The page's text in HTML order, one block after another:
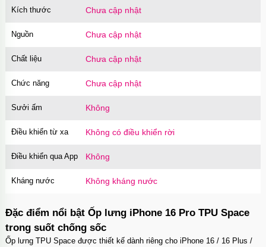
Kích thước Chưa cập nhật
Nguồn Chưa cập nhật
Chất liệu Chưa cập nhật
Chức năng Chưa cập nhật
Sưởi ấm Không
Điều khiển từ xa Không có điều khiển rời
Điều khiển qua App Không
Kháng nước Không kháng nước
Đặc điểm nổi bật Ốp lưng iPhone 16 Pro TPU Space
trong suốt chống sốc
Ốp lưng TPU Space được thiết kế dành riêng cho iPhone 16 / 16 Plus /